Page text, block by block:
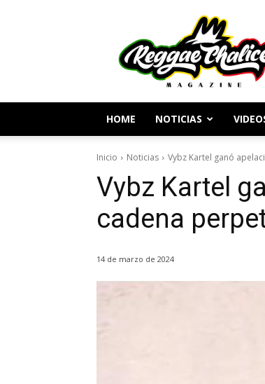
Periodismo
y
Cultura
Reggae
HOME NOTICIAS
Inicio Noticias Vybz Kartel ganó
Vybz Kartel
cadena
14 de marzo de 2024